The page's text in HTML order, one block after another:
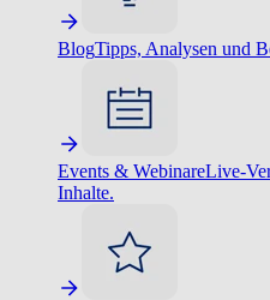
BlogTipps, Analysen und
Events & WebinareLive-
Inhalte.